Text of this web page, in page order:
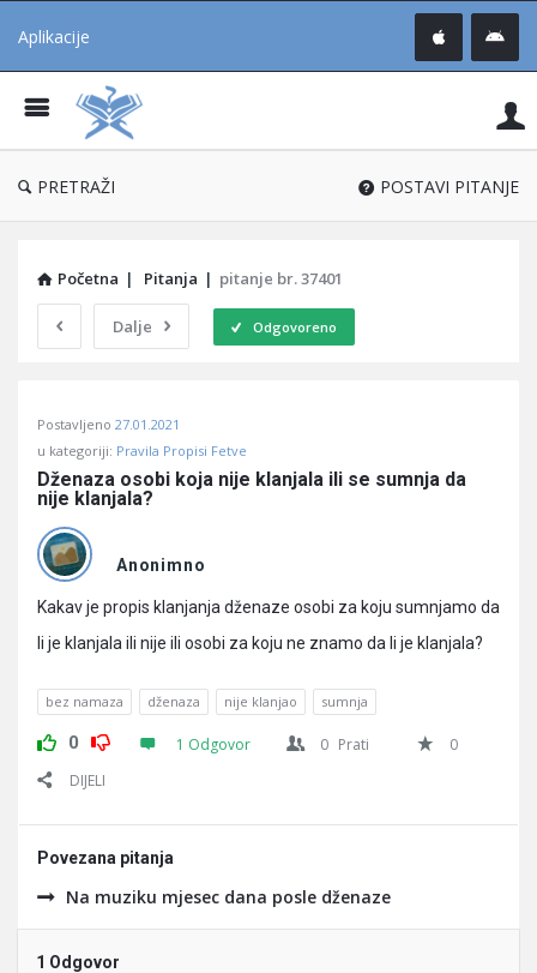
Aplikacije
®
PRETRAŽI POSTAVI PITANJE
Početna | Pitanja | pitanje br. 37401
Dalje Odgovoreno
Učene
Latest
Pitanja
Postavljeno 27.01.2021
u kategoriji: Pravila Propisi Fetve
Dženaza osobi koja nije klanjala ili se sumnja da
nije klanjala?
Anonimno
Kakav je propis klanjanja dženaze osobi za koju sumnjamo da
li je klanjala ili nije ili osobi za koju ne znamo da li je klanjala?
bez namaza dženaza nije klanjao sumnja
0 1 Odgovor 0 Prati
0
DIJELI
Povezana pitanja
Na muziku mjesec dana posle dženaze
1 Odgovor